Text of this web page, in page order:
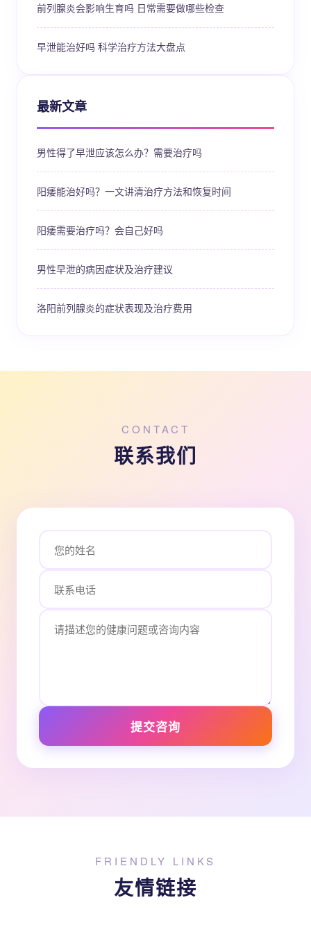
前列腺炎会影响生育吗 日常需要做哪些检查
早泄能治好吗 科学治疗方法大盘点
最新文章
男性得了早泄应该怎么办？需要治疗吗
阳痿能治好吗？一文讲清治疗方法和恢复时间
阳痿需要治疗吗？会自己好吗
男性早泄的病因症状及治疗建议
洛阳前列腺炎的症状表现及治疗费用
CONTACT
联系我们
提交咨询
FRIENDLY LINKS
友情链接